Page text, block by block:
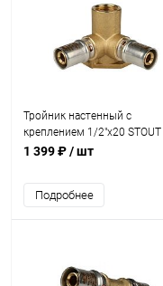
Тройник настенный с
креплением 1/2"х20 STOUT
пресс
1 399 ₽/ шт
Подробнее